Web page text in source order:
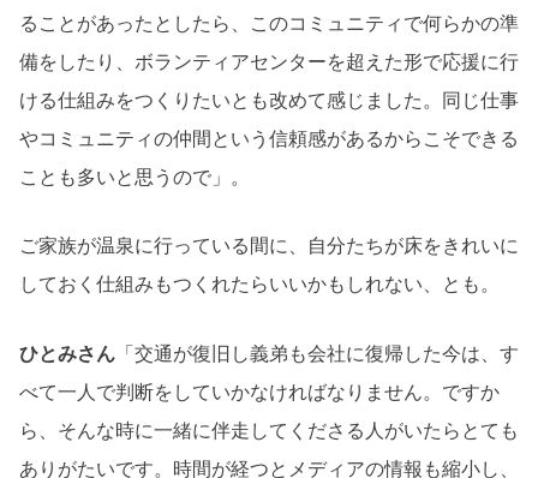
ることがあったとしたら、このコミュニティで何らかの準
備をしたり、ボランティアセンターを超えた形で応援に行
ける仕組みをつくりたいとも改めて感じました。同じ仕事
やコミュニティの仲間という信頼感があるからこそできる
ことも多いと思うので」。
ご家族が温泉に行っている間に、自分たちが床をきれいに
しておく仕組みもつくれたらいいかもしれない、とも。
ひとみさん 「交通が復旧し義弟も会社に復帰した今は、す
べて一人で判断をしていかなければなりません。ですか
ら、そんな時に一緒に伴走してくださる人がいたらとても
ありがたいです。時間が経つとメディアの情報も縮小し、